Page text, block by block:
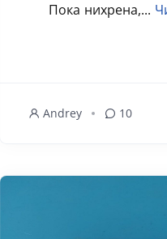
Пока нихрена,...
Andrey 10